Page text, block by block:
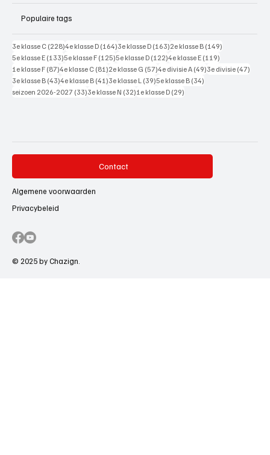
Populaire tags
3e klasse C (228)228 posts
4e klasse D (164)164 posts
3e klasse D (163)163 posts
2e klasse B (149)
5e klasse E (133)133 posts
5e klasse F (125)125 posts
5e klasse D (122)122 posts
4e klasse E (119)
1e klasse F (87)87 posts
4e klasse C (81)81 posts
2e klasse G (57)57 posts
4e divisie A (49)49 posts
3e divisie (47)
3e klasse B (43)43 posts
4e klasse B (41)41 posts
3e klasse L (39)39 posts
5e klasse B (34)
seizoen 2026-2027 (33)33 posts
3e klasse N (32)32 posts
1e klasse D (29)
Contact
Algemene voorwaarden
Privacybeleid
© 2025 by Chazign.